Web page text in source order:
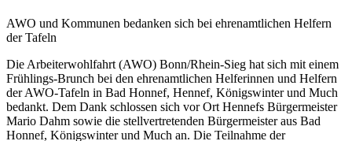
AWO und Kommunen bedanken sich bei ehrenamtlichen Helfern
der Tafeln
Die Arbeiterwohlfahrt (AWO) Bonn/Rhein-Sieg hat sich mit einem
Frühlings-Brunch bei den ehrenamtlichen Helferinnen und Helfern
der AWO-Tafeln in Bad Honnef, Hennef, Königswinter und Much
bedankt. Dem Dank schlossen sich vor Ort Hennefs Bürgermeister
Mario Dahm sowie die stellvertretenden Bürgermeister aus Bad
Honnef, Königswinter und Much an. Die Teilnahme der